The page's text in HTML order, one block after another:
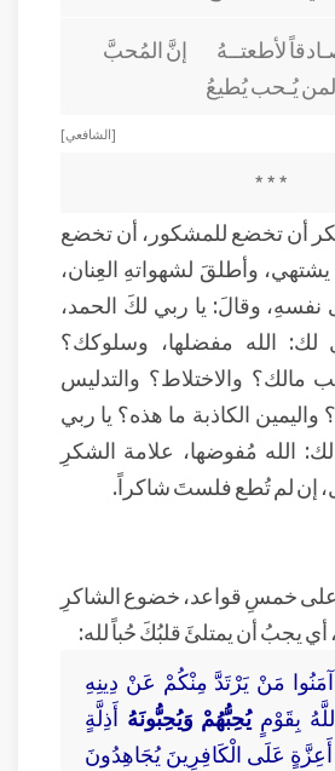
لأطعتــهُ إنَّ المُحبَّ
لمن يُـحب يُطيعُ
[ الشافعي ]
* * *
أن تخضع للمشكور، أن تخضع
وأطلقَ لشهواتهِ العِنان،
وقالَ: يا ربي لكَ الحمد،
لك: الله مفضلها، وسلوكك؟
مالك؟ والاختلاط؟ والتدليس
واليمين الكاذبة ما هذه؟ يا ربي
الله مُفوضها، علامة الشكرِ
إن لم تُطع فلستَ شاكراً.
خمسِ قواعد، خضوع الشاكرِ
يجبُ أن يمتلئَ قلبُكَ حُباً لله:
آمَنُوا مَنْ يَرْتَدَّ مِنْكُمْ عَنْ دِينِهِ
بِقَوْمٍيُحِبُّهُمْ وَيُحِبُّونَهُ أَذِلَّةٍ
عَلَى الْكَافِرِينَ يُجَاهِدُونَ